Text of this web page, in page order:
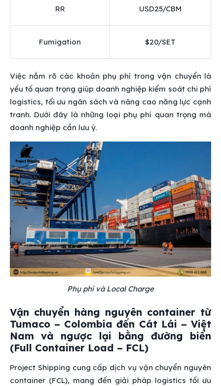
RR USD25/CBM
Fumigation $20/SET
Việc nắm rõ các khoản phụ phí trong vận chuyển là
yếu tố quan trọng giúp doanh nghiệp kiểm soát chi phí
logistics, tối ưu ngân sách và nâng cao năng lực cạnh
tranh. Dưới đây là những loại phụ phí quan trọng mà
doanh nghiệp cần lưu ý.
Phụ phí và Local Charge
Vận chuyển hàng nguyên container từ
Tumaco – Colombia đến Cát Lái – Việt
Nam và ngược lại bằng đường biển
(Full Container Load – FCL)
Project Shipping cung cấp dịch vụ vận chuyển nguyên
container (FCL), mang đến giải pháp logistics tối ưu